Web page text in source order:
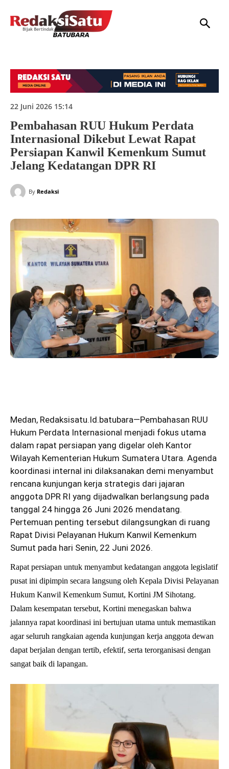
22 Juni 2026 15:14
Pembahasan RUU Hukum Perdata
Internasional Dikebut Lewat Rapat
Persiapan Kanwil Kemenkum Sumut
Jelang Kedatangan DPR RI
By Redaksi
Medan, Redaksisatu.Id.batubara—Pembahasan RUU
Hukum Perdata Internasional menjadi fokus utama
dalam rapat persiapan yang digelar oleh Kantor
Wilayah Kementerian Hukum Sumatera Utara. Agenda
koordinasi internal ini dilaksanakan demi menyambut
rencana kunjungan kerja strategis dari jajaran
anggota DPR RI yang dijadwalkan berlangsung pada
tanggal 24 hingga 26 Juni 2026 mendatang.
Pertemuan penting tersebut dilangsungkan di ruang
Rapat Divisi Pelayanan Hukum Kanwil Kemenkum
Sumut pada hari Senin, 22 Juni 2026.
Rapat persiapan untuk menyambut kedatangan anggota legislatif
pusat ini dipimpin secara langsung oleh Kepala Divisi Pelayanan
Hukum Kanwil Kemenkum Sumut, Kortini JM Sihotang.
Dalam kesempatan tersebut, Kortini menegaskan bahwa
jalannya rapat koordinasi ini bertujuan utama untuk memastikan
agar seluruh rangkaian agenda kunjungan kerja anggota dewan
dapat berjalan dengan tertib, efektif, serta terorganisasi dengan
sangat baik di lapangan.